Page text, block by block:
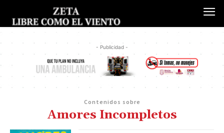
- Publicidad -
Contenidos sobre
Amores Incompletos